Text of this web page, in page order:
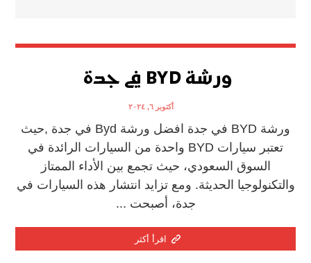
ورشة BYD في جدة
أكتوبر ٦, ٢٠٢٤
ورشة BYD في جدة افضل ورشة Byd في جدة ,حيث
تعتبر سيارات BYD واحدة من السيارات الرائدة في
السوق السعودي، حيث تجمع بين الأداء الممتاز
والتكنولوجيا الحديثة. ومع تزايد انتشار هذه السيارات في
جدة، أصبحت ...
اقرأ أكثر